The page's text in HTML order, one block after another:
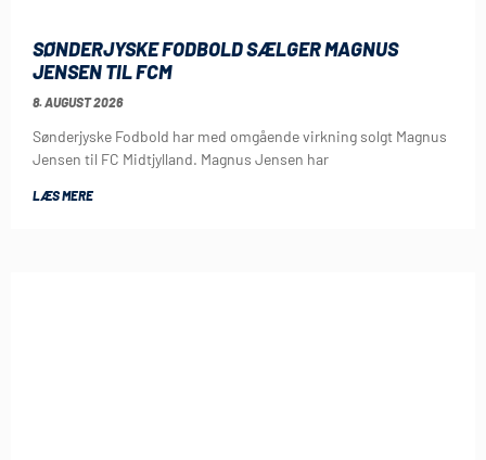
SØNDERJYSKE FODBOLD SÆLGER MAGNUS
JENSEN TIL FCM
8. AUGUST 2026
Sønderjyske Fodbold har med omgående virkning solgt Magnus
Jensen til FC Midtjylland. Magnus Jensen har
LÆS MERE